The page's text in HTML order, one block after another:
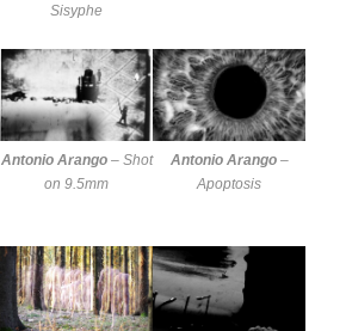
Sisyphe
Antonio Arango– Shot
on 9.5mm
Antonio Arango–
Apoptosis